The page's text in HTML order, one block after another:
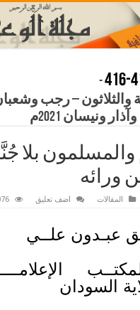
-
والثلاثون – رجب
والمسلمون بلا
ورائه
المقالات اضف تعليق
عبـدون علــي
السودان